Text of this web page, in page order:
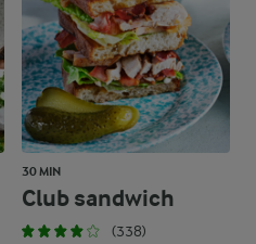
30 MIN
Club sandwich
(338)